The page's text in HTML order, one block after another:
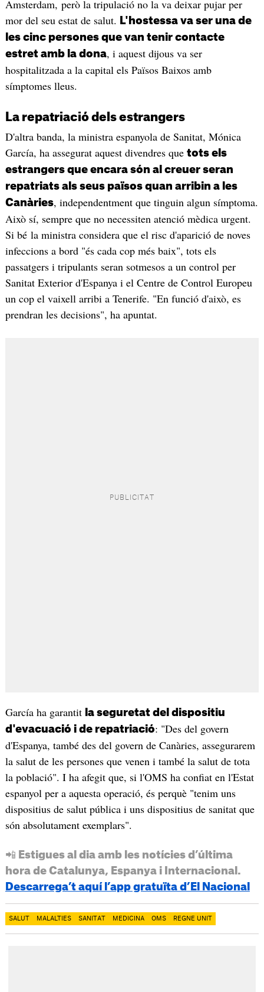
Amsterdam, però la tripulació no la va deixar pujar per
mor del seu estat de salut.
L'hostessa va ser una de
les cinc persones que van tenir contacte
estret amb la dona, i aquest dijous va ser
hospitalitzada a la capital els Països Baixos amb
símptomes lleus.
La repatriació dels estrangers
D'altra banda, la ministra espanyola de Sanitat, Mónica
García, ha assegurat aquest divendres que tots els
estrangers que encara són al creuer seran
repatriats als seus països quan arribin a les
Canàries, independentment que tinguin algun símptoma.
Això sí, sempre que no necessiten atenció mèdica urgent.
Si bé la ministra considera que el risc d'aparició de noves
infeccions a bord "és cada cop més baix", tots els
passatgers i tripulants seran sotmesos a un control per
Sanitat Exterior d'Espanya i el Centre de Control Europeu
un cop el vaixell arribi a Tenerife. "En funció d'això, es
prendran les decisions", ha apuntat.
García ha garantit la seguretat del dispositiu
d'evacuació i de repatriació: "Des del govern
d'Espanya, també des del govern de Canàries, assegurarem
la salut de les persones que venen i també la salut de tota
la població". I ha afegit que, si l'OMS ha confiat en l'Estat
espanyol per a aquesta operació, és perquè "tenim uns
dispositius de salut pública i uns dispositius de sanitat que
són absolutament exemplars".
📲 Estigues al dia amb les notícies d’última
hora de Catalunya, Espanya i Internacional.
Descarrega’t aquí l’app gratuïta d’El Nacional
SALUT MALALTIES SANITAT MEDICINA OMS REGNE UNIT